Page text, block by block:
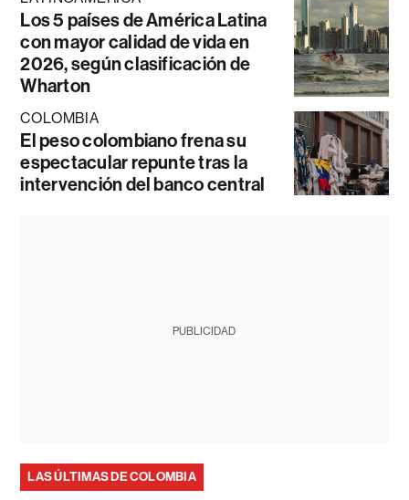
Los 5 países de América Latina
con mayor calidad de vida en
2026, según clasificación de
Wharton
COLOMBIA
El peso colombiano frena su
espectacular repunte tras la
intervención del banco central
PUBLICIDAD
LAS ÚLTIMAS DE COLOMBIA